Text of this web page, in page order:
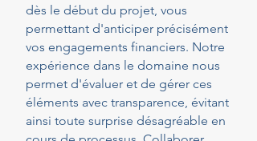
dès le début du projet, vous
permettant d'anticiper précisément
vos engagements financiers. Notre
expérience dans le domaine nous
permet d'évaluer et de gérer ces
éléments avec transparence, évitant
ainsi toute surprise désagréable en